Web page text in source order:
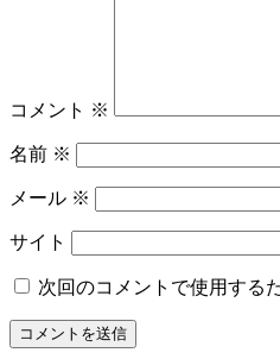
コメント ※
名前 ※
メール ※
サイト
次回のコメントで使用する